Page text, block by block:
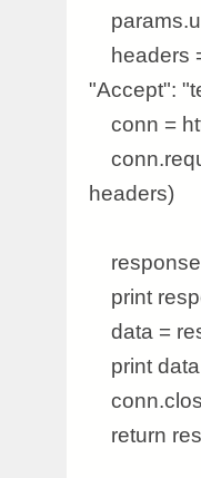
headers
"Accept":
conn =
headers)
response
print
data =
print data
return